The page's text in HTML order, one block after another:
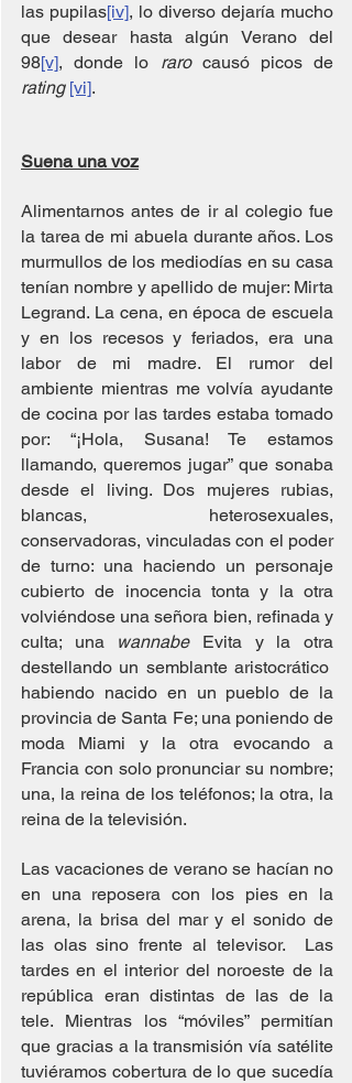
las pupilas[iv], lo diverso dejaría mucho
que desear hasta algún Verano del
98[v], donde lo raro
rating [vi].
Suena una voz
Alimentarnos antes de ir al colegio fue
la tarea de mi abuela durante años. Los
murmullos de los mediodías en su casa
tenían nombre y apellido de mujer: Mirta
Legrand. La cena, en época de escuela
y en los recesos y feriados, era una
labor de mi madre. El rumor del
ambiente mientras me volvía ayudante
de cocina por las tardes estaba tomado
por: “¡Hola, Susana! Te estamos
llamando, queremos jugar” que sonaba
desde el living. Dos mujeres rubias,
blancas, heterosexuales,
conservadoras, vinculadas con el poder
de turno: una haciendo un personaje
cubierto de inocencia tonta y la otra
volviéndose una señora bien, refinada y
culta; una wannabe Evita y la otra
destellando un semblante aristocrático
habiendo nacido en un pueblo de la
provincia de Santa Fe; una poniendo de
moda Miami y la otra evocando a
Francia con solo pronunciar su nombre;
una, la reina de los teléfonos; la otra, la
reina de la televisión.
Las vacaciones de verano se hacían no
en una reposera con los pies en la
arena, la brisa del mar y el sonido de
las olas sino frente al televisor.  Las
tardes en el interior del noroeste de la
república eran distintas de las de la
tele. Mientras los “móviles” permitían
que gracias a la transmisión vía satélite
tuviéramos cobertura de lo que sucedía